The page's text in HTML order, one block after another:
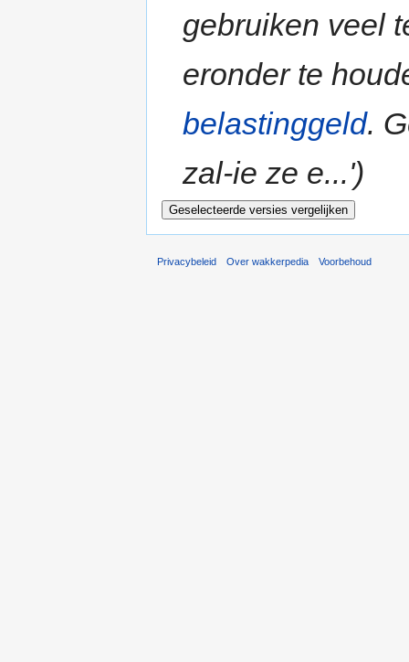
gebruiken veel
eronder te
belastinggeld.
zal-ie ze e...')
Privacybeleid Over wakkerpedia Voorbehoud